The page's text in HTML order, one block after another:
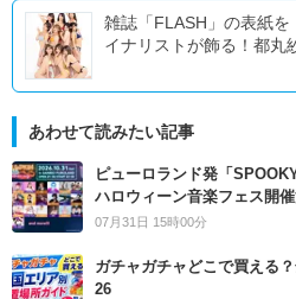
雑誌「FLASH」の表紙
イナリストが飾る！都丸
あわせて読みたい記事
ピューロランド発「
ハロウィーン音楽フェス開催
07月31日 15時00分
ガチャガチャどこで買える
26